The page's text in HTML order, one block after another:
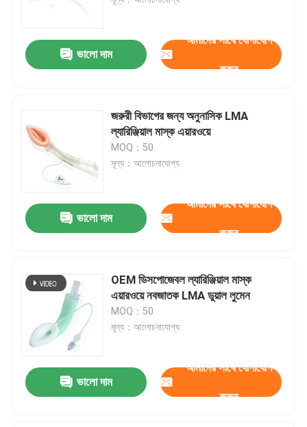
ভালো দাম
আমাদের সাথে যোগাযোগ
করুন
জরুরী বিভাগের জন্য অনুনাসিক LMA
ল্যারিঞ্জিয়াল মাস্ক এয়ারওয়ে
MOQ：50
মূল্য：আলোচনাযোগ্য
ভালো দাম
আমাদের সাথে যোগাযোগ
করুন
OEM ডিসপোজেবল ল্যারিঞ্জিয়াল মাস্ক
এয়ারওয়ে নবজাতক LMA ডুয়াল লুমেন
MOQ：50
মূল্য：আলোচনাযোগ্য
ভালো দাম
আমাদের সাথে যোগাযোগ
করুন